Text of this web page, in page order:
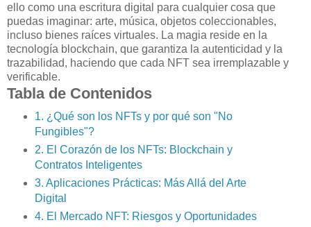
ello como una escritura digital para cualquier cosa que
puedas imaginar: arte, música, objetos coleccionables,
incluso bienes raíces virtuales. La magia reside en la
tecnología blockchain, que garantiza la autenticidad y la
trazabilidad, haciendo que cada NFT sea irremplazable y
verificable.
Tabla de Contenidos
1. ¿Qué son los NFTs y por qué son "No
Fungibles"?
2. El Corazón de los NFTs: Blockchain y
Contratos Inteligentes
3. Aplicaciones Prácticas: Más Allá del Arte
Digital
4. El Mercado NFT: Riesgos y Oportunidades